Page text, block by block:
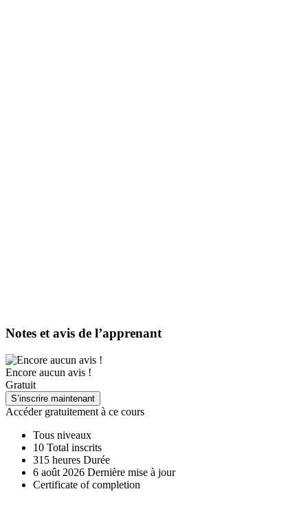
Notes et avis de l’apprenant
Encore aucun avis !
Gratuit
S’inscrire maintenant
Accéder gratuitement à ce cours
Tous niveaux
10 Total inscrits
315 heures Durée
6 août 2026 Dernière mise à jour
Certificate of completion